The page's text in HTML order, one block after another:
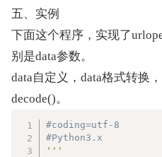
五、实例
下面这个程序，实现了
别是data参数。
data自定义，data格式转换
decode()。
#coding=utf-8
#Python3.x
'' '